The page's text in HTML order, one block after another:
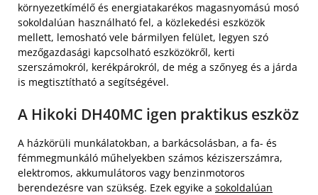
környezetkímélő és energiatakarékos magasnyomású mosó
sokoldalúan használható fel, a közlekedési eszközök
mellett, lemosható vele bármilyen felület, legyen szó
mezőgazdasági kapcsolható eszközökről, kerti
szerszámokról, kerékpárokról, de még a szőnyeg és a járda
is megtisztítható a segítségével.
A Hikoki DH40MC igen praktikus eszköz
A házkörüli munkálatokban, a barkácsolásban, a fa- és
fémmegmunkáló műhelyekben számos kéziszerszámra,
elektromos, akkumulátoros vagy benzinmotoros
berendezésre van szükség. Ezek egyike a sokoldalúan